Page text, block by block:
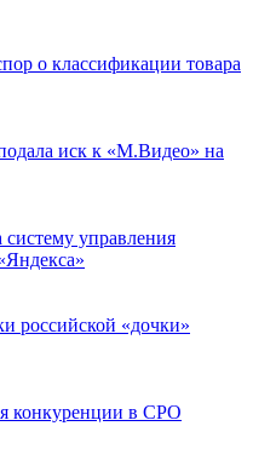
о классификации товара
иск к «М.Видео» на
управления
российской «дочки»
конкуренции в СРО